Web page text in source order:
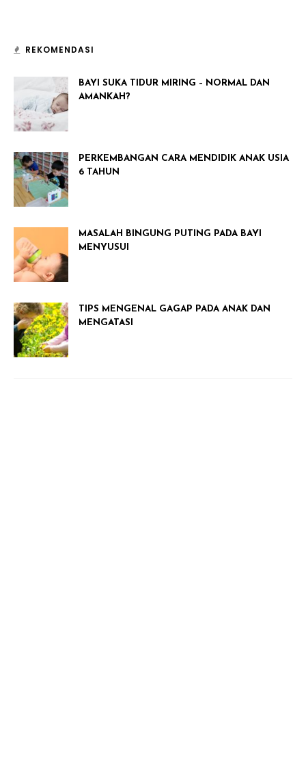
REKOMENDASI
BAYI SUKA TIDUR MIRING – NORMAL DAN
AMANKAH?
PERKEMBANGAN CARA MENDIDIK ANAK USIA
6 TAHUN
MASALAH BINGUNG PUTING PADA BAYI
MENYUSUI
TIPS MENGENAL GAGAP PADA ANAK DAN
MENGATASI